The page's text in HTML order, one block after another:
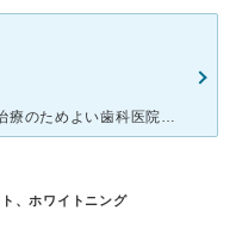
[症状・来院理由] 恐がりなので虫歯の治療のためよい歯科医院がないか探していたところ、ママ友の紹介で来院しました。 [医師の診断・治療法] 歯科治療が怖いことを医師に伝えると「なるべく治
、ホワイトニング